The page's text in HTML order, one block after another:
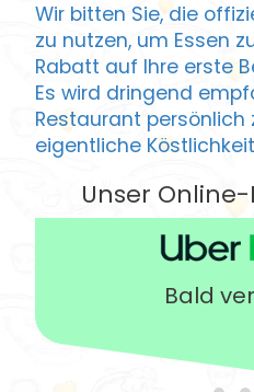
Wir bitten Sie, die
zu nutzen, um Essen
Rabatt auf Ihre erste
Es wird dringend
Restaurant
eigentliche
Unser
Bald